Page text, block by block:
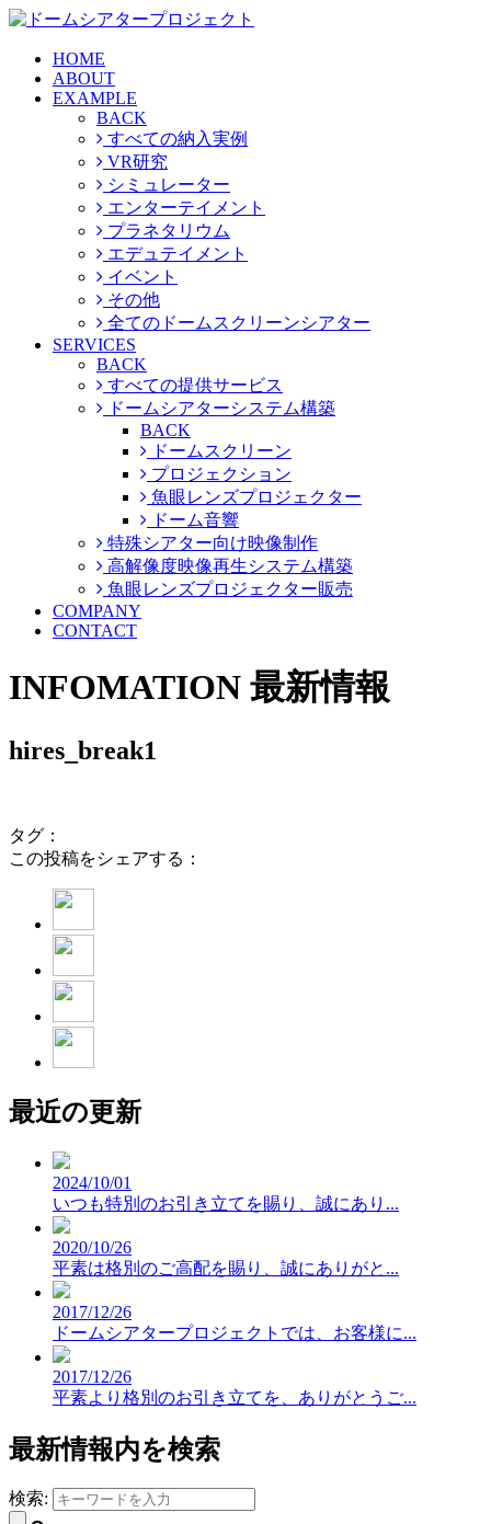
HOME
ABOUT
EXAMPLE
BACK
すべての納入実例
VR研究
シミュレーター
エンターテイメント
プラネタリウム
エデュテイメント
イベント
その他
全てのドームスクリーンシアター
SERVICES
BACK
すべての提供サービス
ドームシアターシステム構築
BACK
ドームスクリーン
プロジェクション
魚眼レンズプロジェクター
ドーム音響
特殊シアター向け映像制作
高解像度映像再生システム構築
魚眼レンズプロジェクター販売
COMPANY
CONTACT
INFOMATION 最新情報
hires_break1
タグ：
この投稿をシェアする：
最近の更新
2024/10/01
いつも特別のお引き立てを賜り、誠にあり...
2020/10/26
平素は格別のご高配を賜り、誠にありがと...
2017/12/26
ドームシアタープロジェクトでは、お客様に...
2017/12/26
平素より格別のお引き立てを、ありがとうご...
最新情報内を検索
検索: